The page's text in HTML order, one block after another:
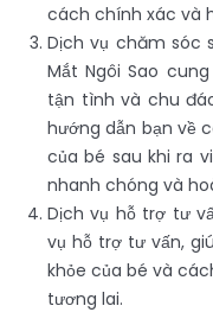
cách chính xác và
Dịch vụ chăm sóc
Mắt Ngôi Sao
tận tình và chu
hướng dẫn bạn về
của bé sau khi ra
nhanh chóng và
Dịch vụ hỗ trợ tư
vụ hỗ trợ tư vấn,
khỏe của bé và
tương lai.